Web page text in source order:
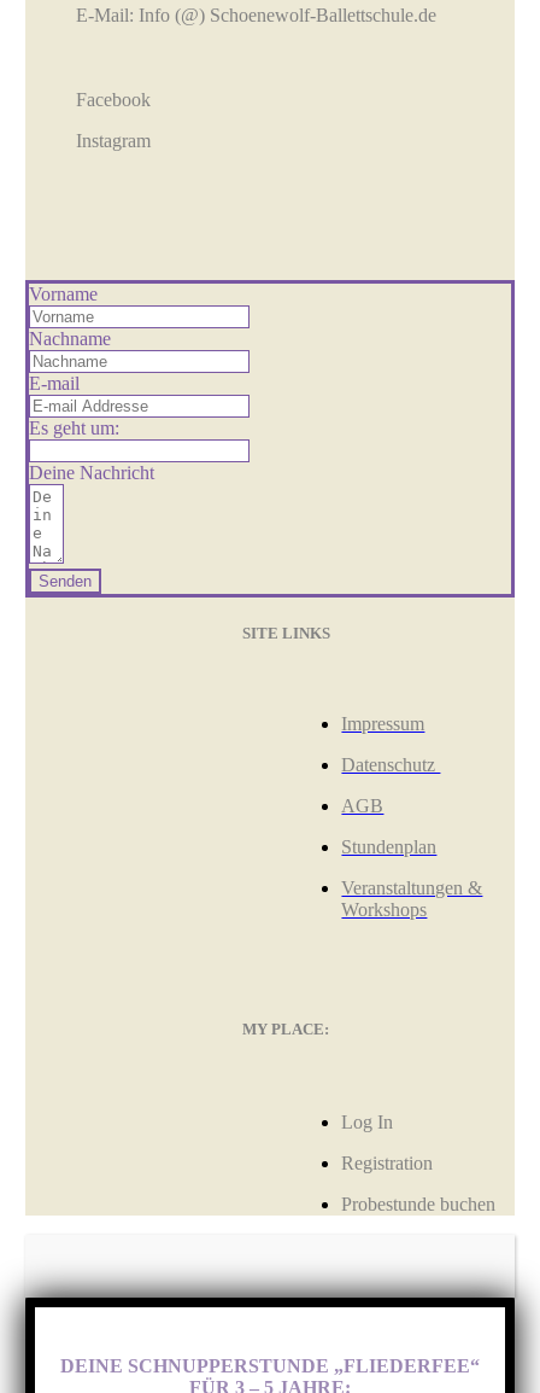
E-Mail: Info (@) Schoenewolf-Ballettschule.de
Facebook
Instagram
Vorname
Nachname
E-mail
Es geht um:
Deine Nachricht
Senden
SITE LINKS
Impressum
Datenschutz
AGB
Stundenplan
Veranstaltungen &
Workshops
MY PLACE:
Log In
Registration
Probestunde buchen
DEINE SCHNUPPERSTUNDE „FLIEDERFEE“
FÜR 3 – 5 JAHRE: